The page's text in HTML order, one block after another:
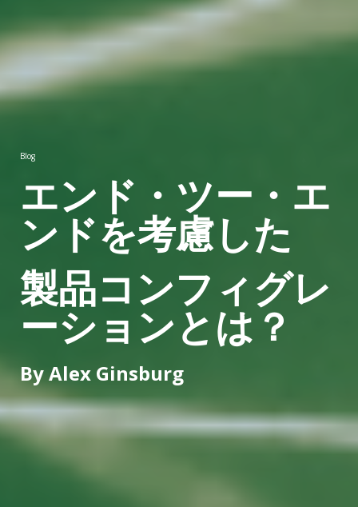
Blog
エンド・ツー・エ
ンドを考慮した
製品コンフィグレ
ーションとは？
By Alex Ginsburg